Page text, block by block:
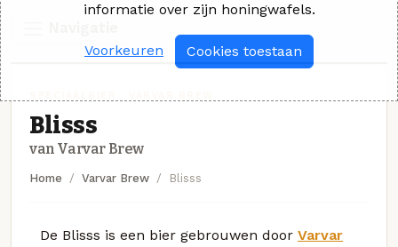
Blisss
van Varvar Brew
Home Varvar Brew Blisss
De Blisss is een bier gebrouwen door Varvar
informatie over zijn honingwafels.
Voorkeuren Cookies toestaan